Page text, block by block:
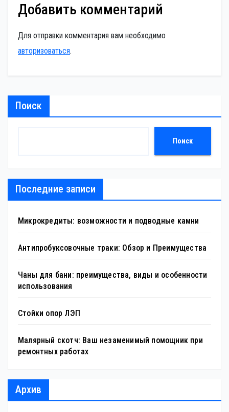
Добавить комментарий
Для отправки комментария вам необходимо
авторизоваться.
Поиск
Поиск
Последние записи
Микрокредиты: возможности и подводные камни
Антипробуксовочные траки: Обзор и Преимущества
Чаны для бани: преимущества, виды и особенности
использования
Стойки опор ЛЭП
Малярный скотч: Ваш незаменимый помощник при
ремонтных работах
Архив